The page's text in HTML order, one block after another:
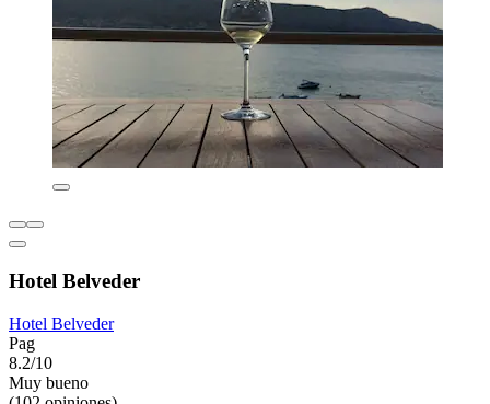
Hotel Belveder
Hotel Belveder
Pag
8.2/10
Muy bueno